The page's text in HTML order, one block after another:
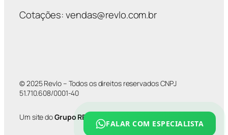
Cotações: vendas@revlo.com.br
© 2025 Revlo – Todos os direitos reservados CNPJ
51.710.608/0001-40
Um site doGrupo REVLO
FALAR COM ESPECIALISTA